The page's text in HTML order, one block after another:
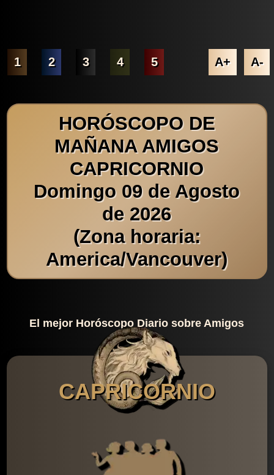
1 2 3 4 5 A+ A-
HORÓSCOPO DE
MAÑANA AMIGOS
CAPRICORNIO
Domingo 09 de Agosto
de 2026
(Zona horaria:
America/Vancouver)
El mejor Horóscopo Diario sobre Amigos
CAPRICORNIO